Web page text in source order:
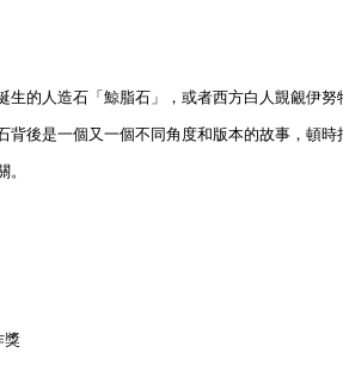
生的人造石「鯨脂石」，或者西方白人覬覦伊
後是一個又一個不同角度和版本的故事，頓時
獎